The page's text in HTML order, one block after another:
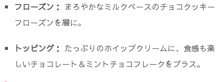
フローズン： まろやかなミルクベースのチョコクッキー
フローズンを層に。
トッピング： たっぷりのホイップクリームに、食感も楽
しいチョコレート＆ミントチョコフレークをプラス。